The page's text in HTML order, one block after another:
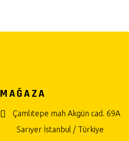
MAĞAZA
Çamlıtepe mah Akgün cad. 69A
Sarıyer İstanbul / Türkiye